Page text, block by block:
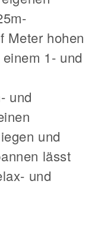
Meter hohen
1- und
und
und
lässt
und